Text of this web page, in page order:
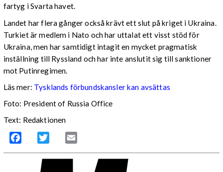
fartyg i Svarta havet.
Landet har flera gånger också krävt ett slut på kriget i Ukraina.
Turkiet är medlem i Nato och har uttalat ett visst stöd för
Ukraina, men har samtidigt intagit en mycket pragmatisk
inställning till Ryssland och har inte anslutit sig till sanktioner
mot Putinregimen.
Läs mer: Tysklands förbundskansler kan avsättas
Foto: President of Russia Office
Text: Redaktionen
Facebook Twitter